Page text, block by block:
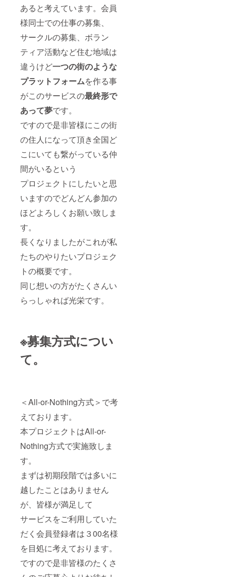
あると考えています。会員
様同士での仕事の募集、
サークルの募集、ボラン
ティア活動など住む地域は
違うけど一つの街のような
プラットフォームを作る事
がこのサービスの最終形で
あって夢です。
ですので是非皆様にこの街
の住人になって頂き全国ど
こにいても繋がっている仲
間がいるという
プロジェクトにしたいと思
いますのでどんどん参加の
ほどよろしくお願い致しま
す。
長くなりましたがこれが私
たちのやりたいプロジェク
トの概要です。
同じ想いの方がたくさんい
らっしゃれば光栄です。
※募集方式につい
て。
＜All-or-Nothing方式＞で考
えております。
本プロジェクトはAll-or-
Nothing方式で実施致しま
す。
まずは初期段階では多いに
越したことはありません
が、皆様が満足して
サービスをご利用していた
だく会員登録者は３00名様
を目処に考えております。
ですので是非皆様のたくさ